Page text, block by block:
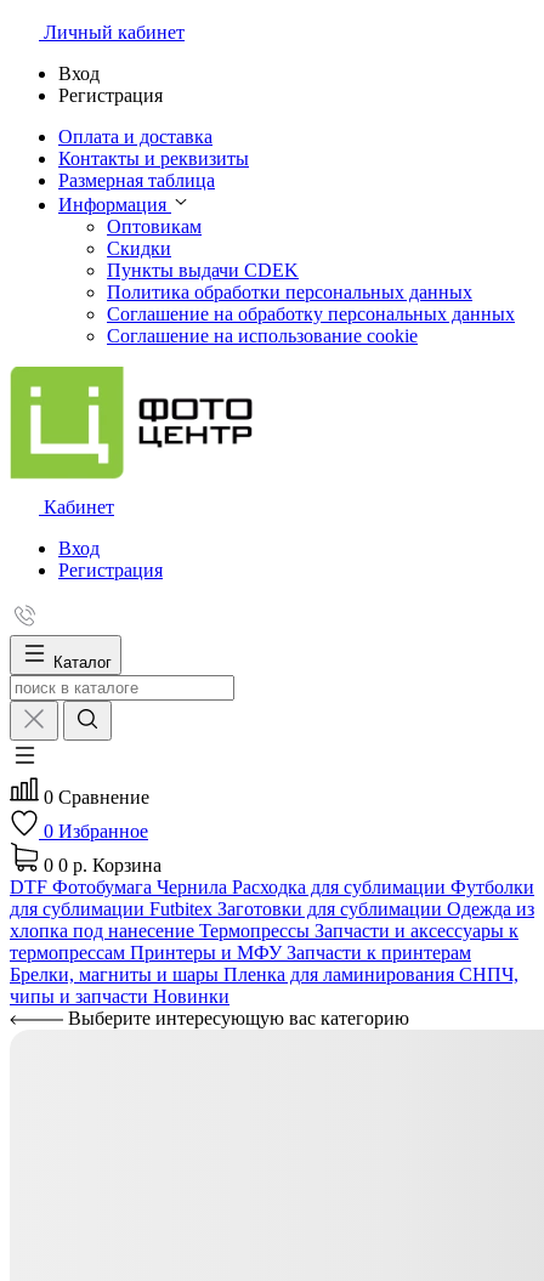
Личный кабинет
Вход
Регистрация
Оплата и доставка
Контакты и реквизиты
Размерная таблица
Информация
Оптовикам
Скидки
Пункты выдачи CDEK
Политика обработки персональных данных
Соглашение на обработку персональных данных
Соглашение на использование cookie
Кабинет
Вход
Регистрация
Каталог
0 Сравнение
0 Избранное
0 0 р. Корзина
DTF Фотобумага Чернила Расходка для сублимации Футболки
для сублимации Futbitex Заготовки для сублимации Одежда из
хлопка под нанесение Термопрессы Запчасти и аксессуары к
термопрессам Принтеры и МФУЗапчасти к принтерам
Брелки, магниты и шары Пленка для ламинирования СНПЧ,
чипы и запчасти Новинки
Выберите интересующую вас категорию